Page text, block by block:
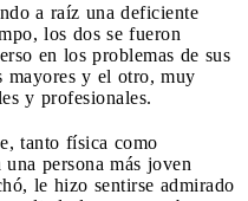
a raíz una deficiente
los dos se fueron
en los problemas de sus
mayores y el otro, muy
y profesionales.
tanto física como
persona más joven
le hizo sentirse admirado